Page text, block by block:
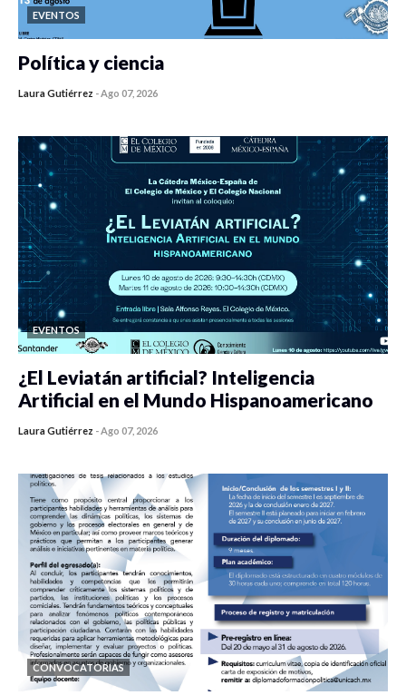
EVENTOS
Política y ciencia
Laura Gutiérrez -Ago 07, 2026
EVENTOS
¿El Leviatán artificial? Inteligencia
Artificial en el Mundo Hispanoamericano
Laura Gutiérrez -Ago 07, 2026
CONVOCATORIAS